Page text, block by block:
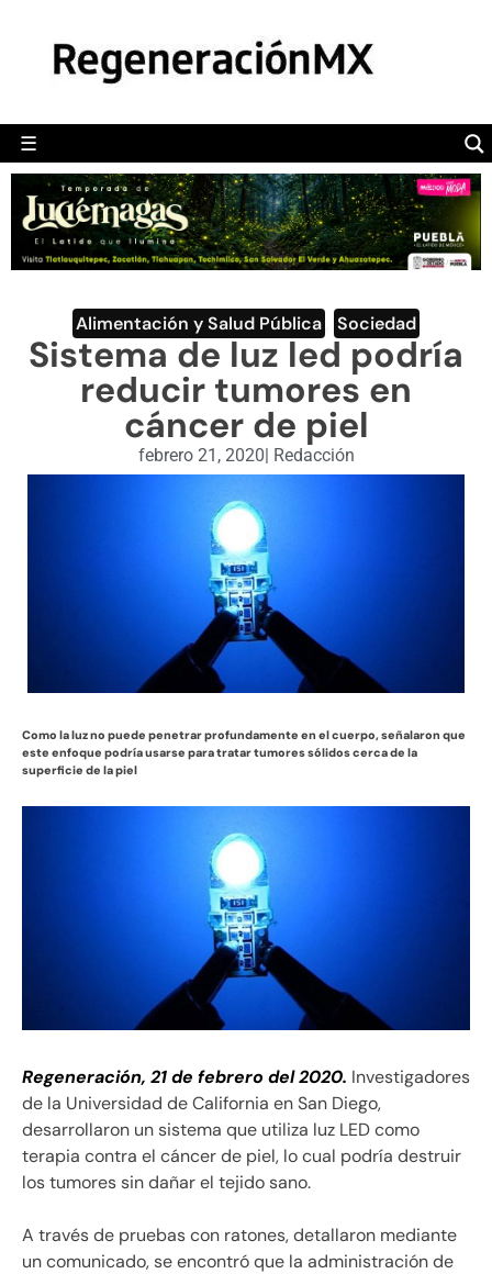
☰
POLÍTICA
CAMALEÓN
OPINIÓN
DEPORTES
ENGLISH SECTION
VIDEOS
Alimentación y Salud Pública Sociedad
Sistema de luz led podría
reducir tumores en
cáncer de piel
febrero 21, 2020| Redacción
Como la luz no puede penetrar profundamente en el cuerpo, señalaron que
este enfoque podría usarse para tratar tumores sólidos cerca de la
superficie de la piel
Regeneración, 21 de febrero del 2020. Investigadores
de la Universidad de California en San Diego,
desarrollaron un sistema que utiliza luz LED como
terapia contra el cáncer de piel, lo cual podría destruir
los tumores sin dañar el tejido sano.
A través de pruebas con ratones, detallaron mediante
un comunicado, se encontró que la administración de